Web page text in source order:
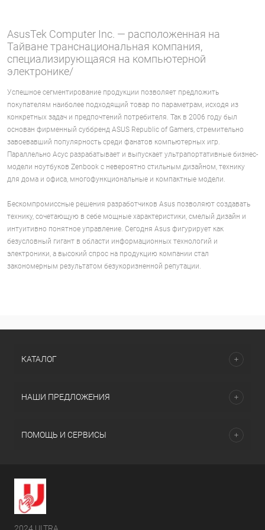
AsusTek Computer Inc. — расположенная на
Тайване транснациональная компания,
специализирующаяся на компьютерной
электронике/
Успешное сегментирование продукции позволяет предложить
покупателям наиболее подходящий товар по параметрам, исходя из
конкретных задач и предпочтений потребителя. Так в 2006 году был
основан фирменный суббренд ASUS Republic of Gamers, стремительно
завоевавший популярность среди фанатов компьютерных игр.
Параллельно Асус разрабатывает и выпускает ультрапортативные бизнес-
модели ноутбуков Zenbook с невероятно стильным дизайном, технику
для дома и офиса, многофункциональные и компактные модели.
Бескомпромиссные решения разработчиков Asus позволяют создавать
технику, сочетающую в себе мощные характеристики, смелый дизайн и
интуитивно понятное управление. Сегодня Asus фигурирует как
безусловный гигант в области информационных технологий и
электроники, а высокий спрос на продукцию компании стал
закономерным результатом безукоризненной репутации.
КАТАЛОГ
НАШИ ПРЕДЛОЖЕНИЯ
ПОМОЩЬ И СЕРВИСЫ